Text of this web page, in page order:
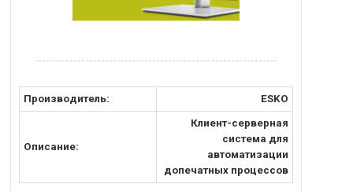
Производитель: ESKO
Описание:
Клиент-серверная
система для
автоматизации
допечатных процессов